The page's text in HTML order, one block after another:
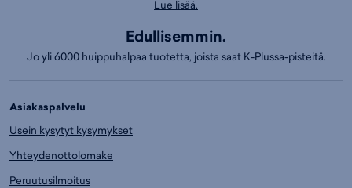
Lue lisää.
Edullisemmin.
Jo yli 6000 huippuhalpaa tuotetta, joista saat K-Plussa-pisteitä.
Asiakaspalvelu
Usein kysytyt kysymykset
Yhteydenottolomake
Peruutusilmoitus